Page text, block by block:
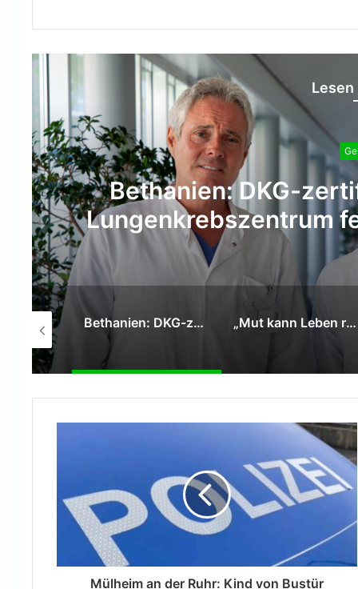
„Mut kann Leben
Mitarbeitende der
Bethanien: DKG-zertifiziertes überregionales Lungenkrebszentrum feiert 15-jähriges Bestehen „Mut kann Leben retten“- DRK Niederrhein bildet Mitarbeitende der Paradies GmbH in Erster Hilfe aus Krankenhaus Bethanien Moers setzt auf moderne Schulterchirurgie und die hohe Expertise von Chefarzt Dr. Andrei Visinescu
Mülheim an der Ruhr: Kind von Bustür